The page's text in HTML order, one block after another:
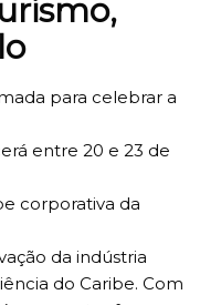
para celebrar a
entre 20 e 23 de
corporativa da
da indústria
do Caribe. Com